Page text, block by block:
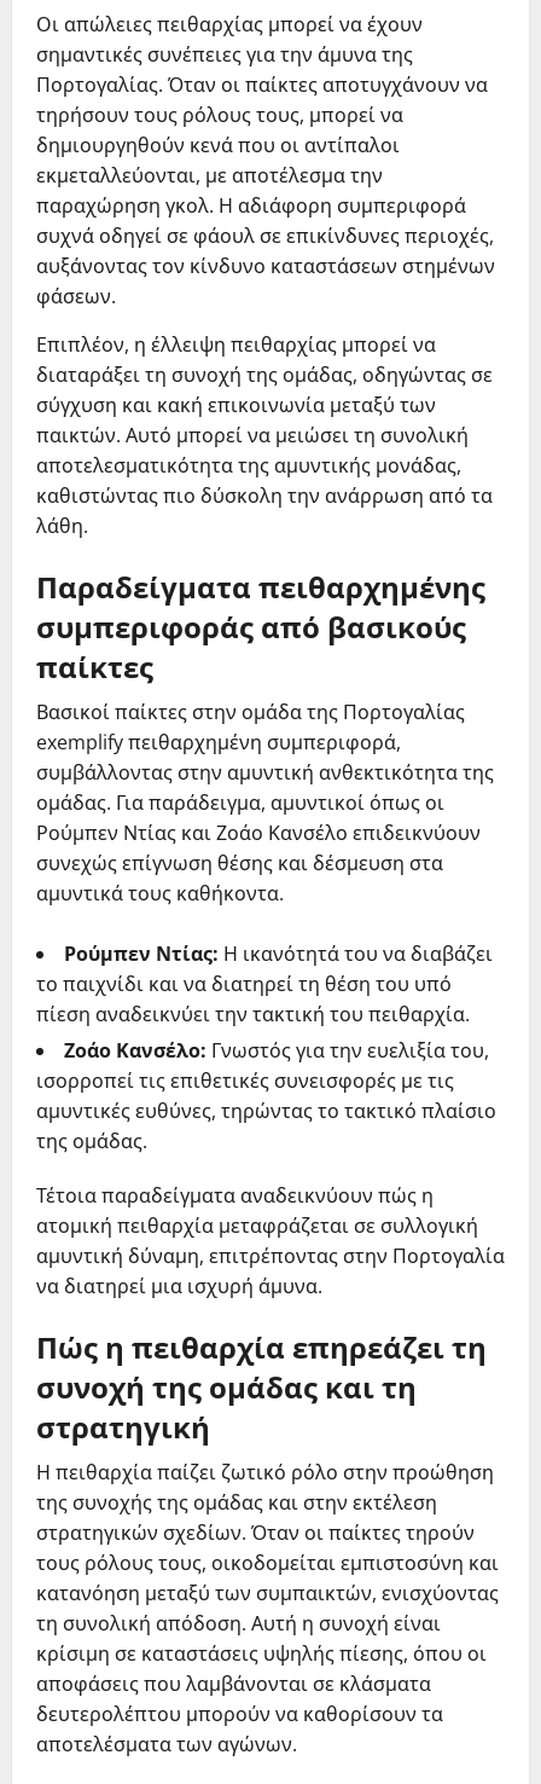
Οι απώλειες πειθαρχίας μπορεί να έχουν
σημαντικές συνέπειες για την άμυνα της
Πορτογαλίας. Όταν οι παίκτες αποτυγχάνουν να
τηρήσουν τους ρόλους τους, μπορεί να
δημιουργηθούν κενά που οι αντίπαλοι
εκμεταλλεύονται, με αποτέλεσμα την
παραχώρηση γκολ. Η αδιάφορη συμπεριφορά
συχνά οδηγεί σε φάουλ σε επικίνδυνες περιοχές,
αυξάνοντας τον κίνδυνο καταστάσεων στημένων
φάσεων.
Επιπλέον, η έλλειψη πειθαρχίας μπορεί να
διαταράξει τη συνοχή της ομάδας, οδηγώντας σε
σύγχυση και κακή επικοινωνία μεταξύ των
παικτών. Αυτό μπορεί να μειώσει τη συνολική
αποτελεσματικότητα της αμυντικής μονάδας,
καθιστώντας πιο δύσκολη την ανάρρωση από τα
λάθη.
Παραδείγματα πειθαρχημένης
συμπεριφοράς από βασικούς
παίκτες
Βασικοί παίκτες στην ομάδα της Πορτογαλίας
exemplify πειθαρχημένη συμπεριφορά,
συμβάλλοντας στην αμυντική ανθεκτικότητα της
ομάδας. Για παράδειγμα, αμυντικοί όπως οι
Ρούμπεν Ντίας και Ζοάο Κανσέλο επιδεικνύουν
συνεχώς επίγνωση θέσης και δέσμευση στα
αμυντικά τους καθήκοντα.
Ρούμπεν Ντίας: Η ικανότητά του να διαβάζει
το παιχνίδι και να διατηρεί τη θέση του υπό
πίεση αναδεικνύει την τακτική του πειθαρχία.
Ζοάο Κανσέλο: Γνωστός για την ευελιξία του,
ισορροπεί τις επιθετικές συνεισφορές με τις
αμυντικές ευθύνες, τηρώντας το τακτικό πλαίσιο
της ομάδας.
Τέτοια παραδείγματα αναδεικνύουν πώς η
ατομική πειθαρχία μεταφράζεται σε συλλογική
αμυντική δύναμη, επιτρέποντας στην Πορτογαλία
να διατηρεί μια ισχυρή άμυνα.
Πώς η πειθαρχία επηρεάζει τη
συνοχή της ομάδας και τη
στρατηγική
Η πειθαρχία παίζει ζωτικό ρόλο στην προώθηση
της συνοχής της ομάδας και στην εκτέλεση
στρατηγικών σχεδίων. Όταν οι παίκτες τηρούν
τους ρόλους τους, οικοδομείται εμπιστοσύνη και
κατανόηση μεταξύ των συμπαικτών, ενισχύοντας
τη συνολική απόδοση. Αυτή η συνοχή είναι
κρίσιμη σε καταστάσεις υψηλής πίεσης, όπου οι
αποφάσεις που λαμβάνονται σε κλάσματα
δευτερολέπτου μπορούν να καθορίσουν τα
αποτελέσματα των αγώνων.